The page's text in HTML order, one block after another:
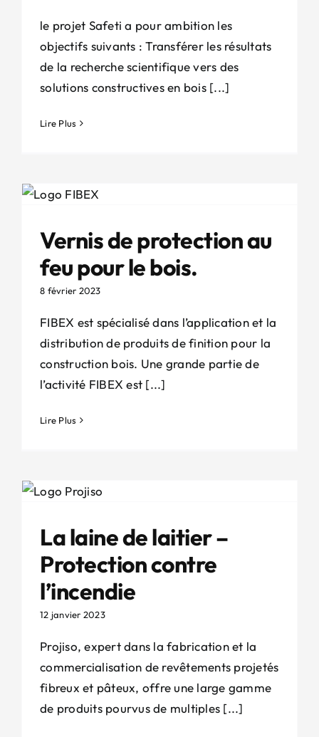
le projet Safeti a pour ambition les
objectifs suivants : Transférer les résultats
de la recherche scientifique vers des
solutions constructives en bois [...]
Lire Plus
Vernis de protection au
feu pour le bois.
8 février 2023
FIBEX est spécialisé dans l’application et la
distribution de produits de finition pour la
construction bois. Une grande partie de
l’activité FIBEX est [...]
Lire Plus
La laine de laitier –
Protection contre
l’incendie
12 janvier 2023
Projiso, expert dans la fabrication et la
commercialisation de revêtements projetés
fibreux et pâteux, offre une large gamme
de produits pourvus de multiples [...]